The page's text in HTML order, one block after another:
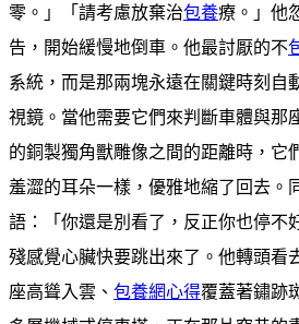
零。」「請考慮放棄治包養療。」他
告，開始緩慢地倒車。他最討厭的不
系統，而是那兩塊永遠在關鍵時刻自
視鏡。當他需要它們來判斷車體與那
的銅製獨角獸雕像之間的距離時，它
羞澀的耳朵一樣，優雅地縮了回去。
語：「你還是別看了，反正你也停不
殘感覺心臟快要跳出來了。他轉頭看
座高聳入雲、 包養網心得覆蓋著鏽跡